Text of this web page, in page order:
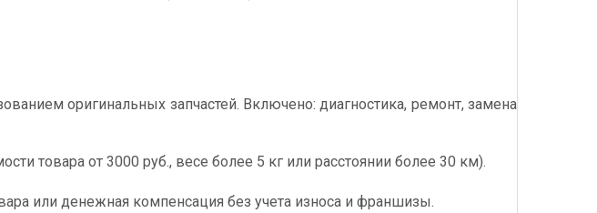
оригинальных запчастей. Включено: диагностика, ремонт, замена
товара от 3000 руб., весе более 5 кг или расстоянии более 30 км).
или денежная компенсация без учета износа и франшизы.